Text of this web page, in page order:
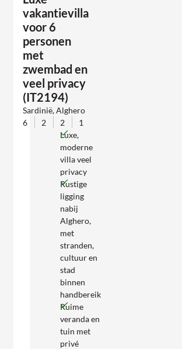
vakantievilla
voor 6
personen
met
zwembad en
veel privacy
(IT2194)
Sardinië, Alghero
6
2 2
1
Luxe,
moderne
villa veel
privacy
Rustige
ligging
nabij
Alghero,
met
stranden,
cultuur en
stad
binnen
handbereik
Ruime
veranda en
tuin met
privé